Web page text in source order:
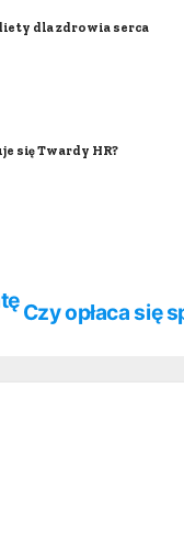
dla zdrowia serca
się Twardy HR?
Czy opłaca się